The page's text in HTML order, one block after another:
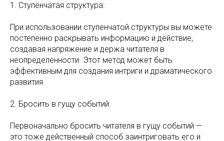
1. Ступенчатая структура:
При использовании ступенчатой структуры вы можете
постепенно раскрывать информацию и действие,
создавая напряжение и держа читателя в
неопределенности. Этот метод может быть
эффективным для создания интриги и драматического
развития.
2. Бросить в гущу событий:
Первоначально бросить читателя в гущу событий —
это тоже действенный способ заинтриговать его и